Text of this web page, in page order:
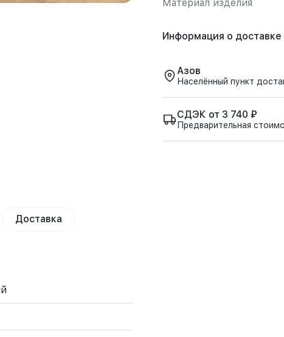
Материал изделия
Информация о доставке
Азов
Населённый пункт
СДЭК от 3 740 ₽
Предварительная
Доставка